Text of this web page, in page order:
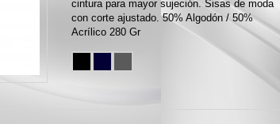
cintura para mayor sujeción. Sisas de moda
con corte ajustado. 50% Algodón / 50%
Acrílico 280 Gr